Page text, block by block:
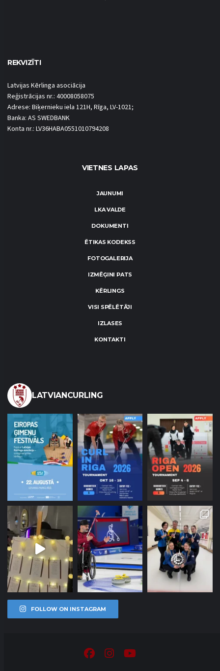
REKVIZĪTI
Latvijas Kērlinga asociācija
Reģistrācijas nr.: 40008058075
Adrese: Biķernieku iela 121H, Rīga, LV-1021;
Banka: AS SWEDBANK
Konta nr.: LV36HABA0551010794208
VIETNES LAPAS
JAUNUMI
LKA VALDE
DOKUMENTI
ĒTIKAS KODEKSS
FOTOGALERIJA
IZMĒĢINI PATS
KĒRLINGS
VISI SPĒLĒTĀJI
IZLASES
KONTAKTI
LATVIANCURLING
FOLLOW ON INSTAGRAM